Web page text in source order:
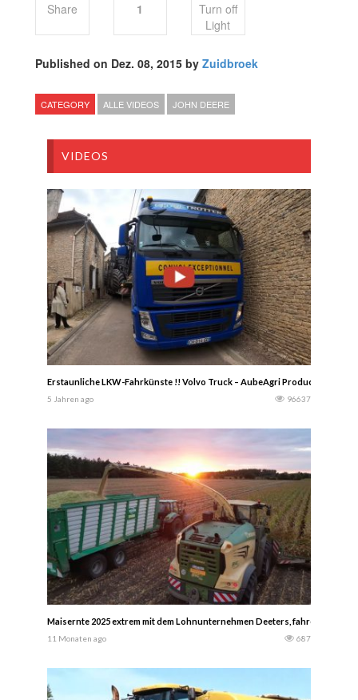
Share 1
Turn off
Light
Published on Dez. 08, 2015 by Zuidbroek
CATEGORY ALLE VIDEOS JOHN DEERE
VIDEOS
Erstaunliche LKW-Fahrkünste !! Volvo Truck – AubeAgri Production
5 Jahren ago 96637
Maisernte 2025 extrem mit dem Lohnunternehmen Deeters, fahren ein
11 Monaten ago 687